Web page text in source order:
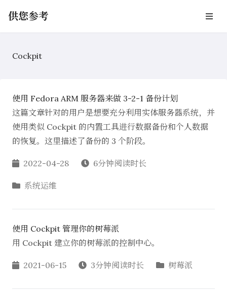
供您参考
Cockpit
使用 Fedora ARM 服务器来做 3-2-1 备份计划
这篇文章针对的用户是想要充分利用实体服务器系统，并
使用类似 Cockpit 的内置工具进行数据备份和个人数据
的恢复。这里描述了备份的 3 个阶段。
2022-04-28 6分钟阅读时长
系统运维
使用 Cockpit 管理你的树莓派
用 Cockpit 建立你的树莓派的控制中心。
2021-06-15 3分钟阅读时长 树莓派